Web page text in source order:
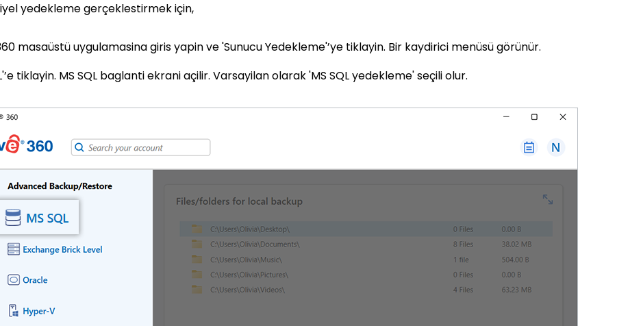
yedekleme gerçeklestirmek için,
masaüstü uygulamasina giris yapin ve 'Sunucu Yedekleme'’ye tiklayin. Bir kaydirici menüsü görünür.
tiklayin. MS SQL baglanti ekrani açilir. Varsayilan olarak 'MS SQL yedekleme' seçili olur.